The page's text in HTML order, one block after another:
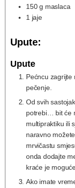
150 g maslaca
1 jaje
Upute:
Upute
Pećncu zagrijte
pečenje.
Od svih
potrebi… bit će
multipraktiku ili
naravno
mrvičastu
onda dodajte
kraće je
Ako imate